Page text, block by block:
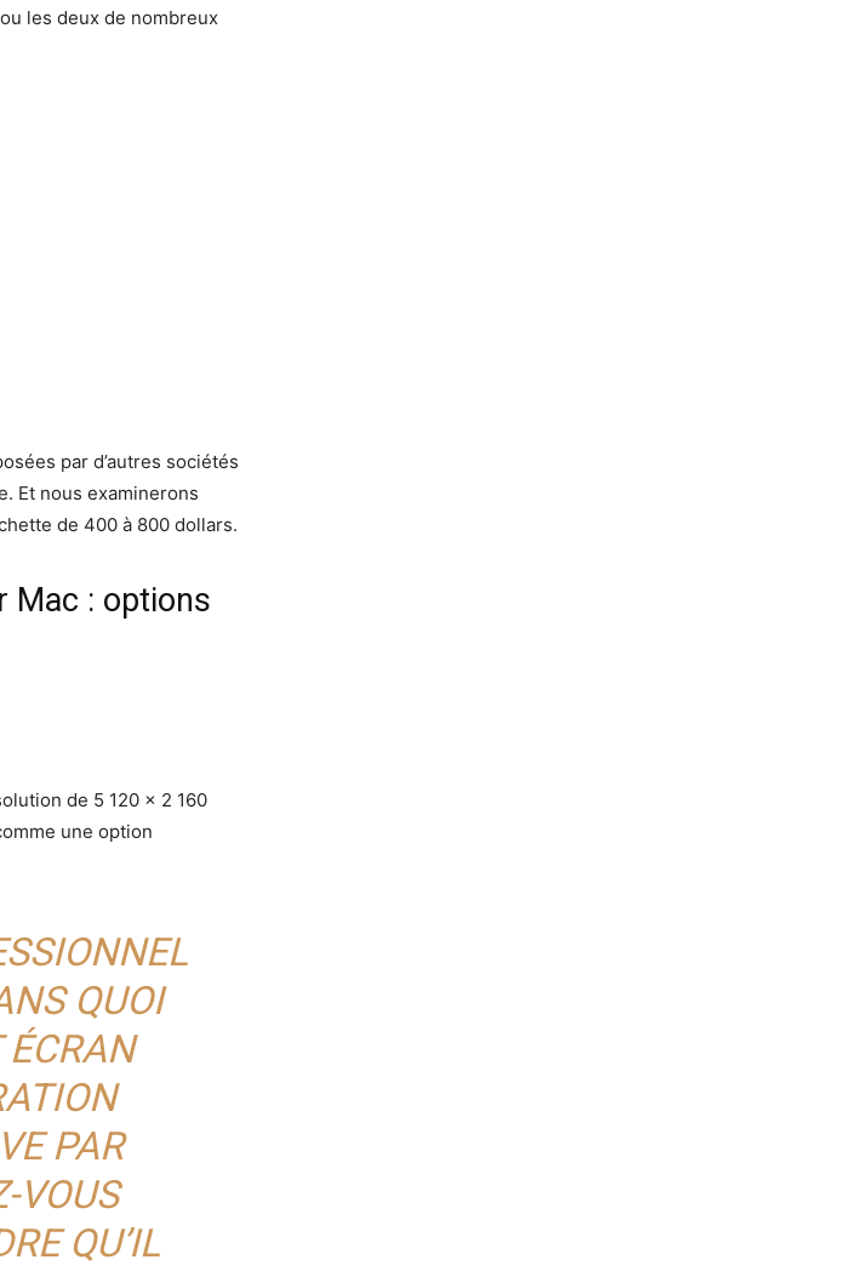
les deux de nombreux
par d’autres sociétés
Et nous examinerons
de 400 à 800 dollars.
Mac : options
de 5 120 x 2 160
une option
QUOI
ÉCRAN
PAR
VOUS
QU’IL